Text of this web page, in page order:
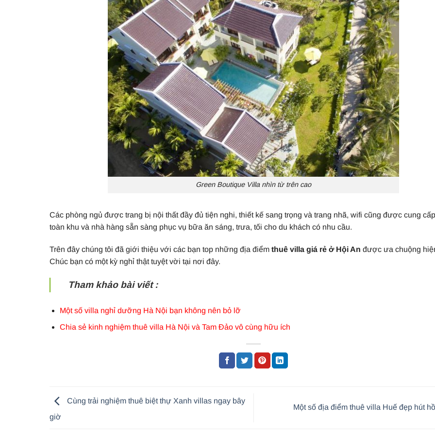
Green Boutique Villa nhìn từ trên cao
Các phòng ngủ được trang bị nội thất đầy đủ tiện nghi, thiết kế sang trọng và trang nhã, wifi cũng được cung
toàn khu và nhà hàng sẵn sàng phục vụ bữa ăn sáng, trưa, tối cho du khách có nhu cầu.
Trên đây chúng tôi đã giới thiệu với các bạn top những địa điểm thuê villa giá rẻ ở Hội An được ưa chuộng
Chúc bạn có một kỳ nghỉ thật tuyệt vời tại nơi đây.
Tham khảo bài viết :
Một số villa nghỉ dưỡng Hà Nội bạn không nên bỏ lỡ
Chia sẻ kinh nghiệm thuê villa Hà Nội và Tam Đảo vô cùng hữu ích
Cùng trải nghiệm thuê biệt thự Xanh villas ngay bây
giờ
Một số địa điểm thuê villa Huế đẹp hút